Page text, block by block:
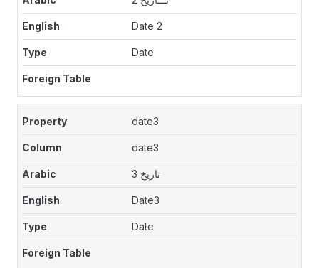
Date 2
Date
date3
date3
تاريخ 3
Date3
Date